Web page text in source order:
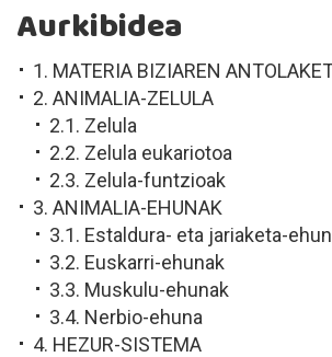
Aurkibidea
1. MATERIA BIZIAREN
2. ANIMALIA-ZELULA
2.1. Zelula
2.2. Zelula eukariotoa
2.3. Zelula-funtzioak
3. ANIMALIA-EHUNAK
3.1. Estaldura- eta jariaketa-
3.2. Euskarri-ehunak
3.3. Muskulu-ehunak
3.4. Nerbio-ehuna
4. HEZUR-SISTEMA